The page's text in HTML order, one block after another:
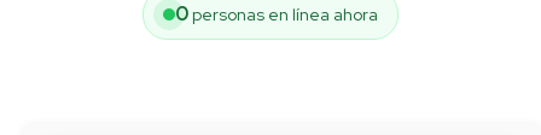
0 personas en línea ahora